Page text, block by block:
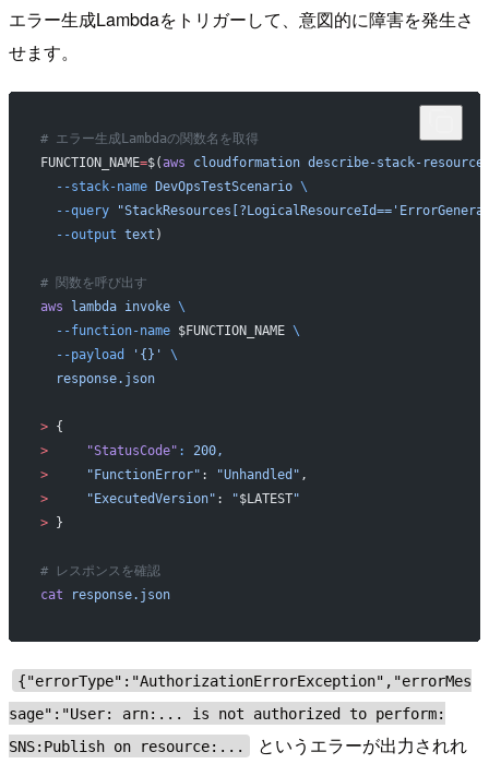
エラー生成Lambdaをトリガーして、意図的に障害を発生さ
せます。
# エラー生成Lambdaの関数名を取得
FUNCTION_NAME=$(aws cloudformation describe-stack-
  --stack-name
DevOpsTestScenario \
  --query
  --output
text )
# 関数を呼び出す
aws lambda invoke \
  --function-name
$FUNCTION_NAME \
  --payload
'{}'
\
  response.json
> {
>
     "StatusCode"
:
200,
>
     "FunctionError"
: "Unhandled" ,
>
     "ExecutedVersion"
: "$LATEST"
> }
# レスポンスを確認
cat response.json
{"errorType":"AuthorizationErrorException","errorMes
sage":"User: arn:... is not authorized to perform:
SNS:Publish on resource:...
というエラーが出力されれ